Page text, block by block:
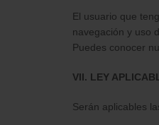
El usuario que
navegación y uso
Puedes conocer
VII. LEY
Serán aplicables